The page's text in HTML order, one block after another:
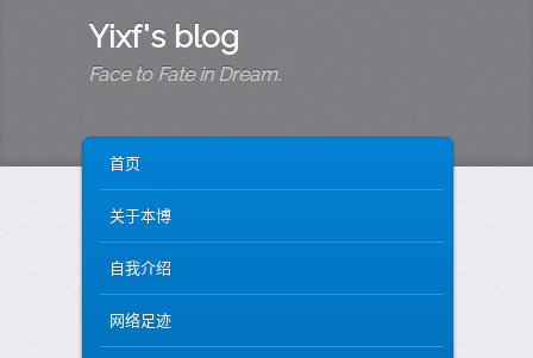
Yixf's blog
Face to Fate in Dream.
SKIP TO PRIMARY CONTENT
SKIP TO SECONDARY CONTENT
首页
关于本博
自我介绍
网络足迹